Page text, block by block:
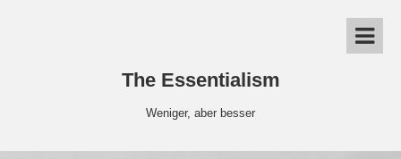
The Essentialism
Weniger, aber besser